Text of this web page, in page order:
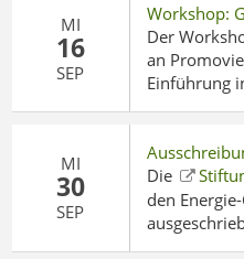
MI
16
SEP
Workshop:
Der
an
Einführung
Details
MI
30
SEP
Die
den
Details